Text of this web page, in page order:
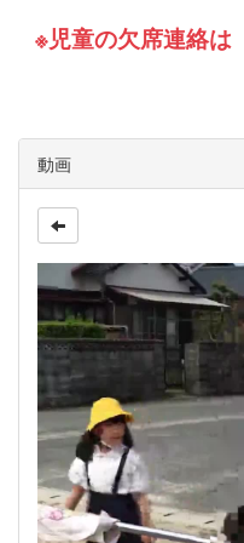
※児童の欠席連絡は
動画